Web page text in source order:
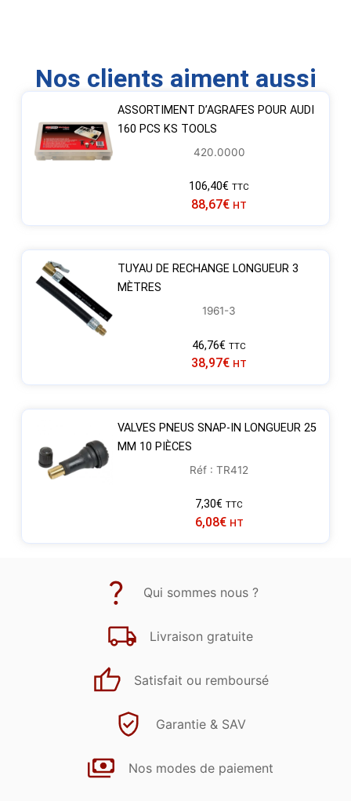
Nos clients aiment aussi
ASSORTIMENT D’AGRAFES POUR AUDI
160 PCS KS TOOLS
420.0000
106,40€ TTC
88,67€ HT
TUYAU DE RECHANGE LONGUEUR 3
MÈTRES
1961-3
46,76€ TTC
38,97€ HT
VALVES PNEUS SNAP-IN LONGUEUR 25
MM 10 PIÈCES
Réf : TR412
7,30€ TTC
6,08€ HT
Qui sommes nous ?
Livraison gratuite
Satisfait ou remboursé
Garantie & SAV
Nos modes de paiement